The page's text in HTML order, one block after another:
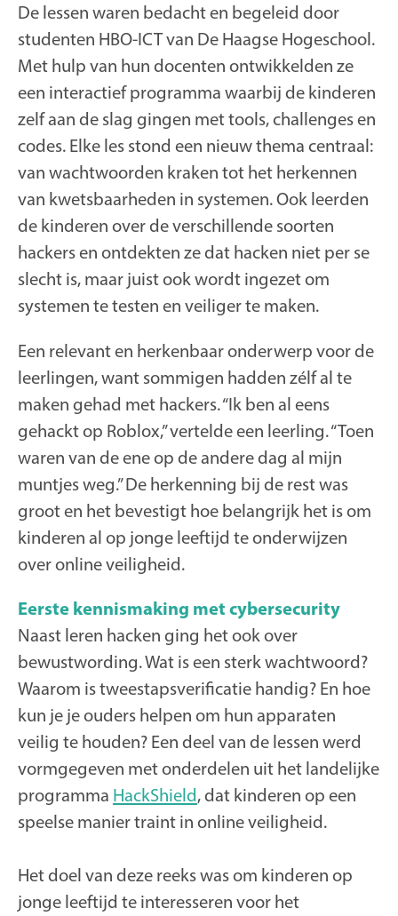
De lessen waren bedacht en begeleid door
studenten HBO-ICT van De Haagse Hogeschool.
Met hulp van hun docenten ontwikkelden ze
een interactief programma waarbij de kinderen
zelf aan de slag gingen met tools, challenges en
codes. Elke les stond een nieuw thema centraal:
van wachtwoorden kraken tot het herkennen
van kwetsbaarheden in systemen. Ook leerden
de kinderen over de verschillende soorten
hackers en ontdekten ze dat hacken niet per se
slecht is, maar juist ook wordt ingezet om
systemen te testen en veiliger te maken.
Een relevant en herkenbaar onderwerp voor de
leerlingen, want sommigen hadden zélf al te
maken gehad met hackers. “Ik ben al eens
gehackt op Roblox,” vertelde een leerling. “Toen
waren van de ene op de andere dag al mijn
muntjes weg.” De herkenning bij de rest was
groot en het bevestigt hoe belangrijk het is om
kinderen al op jonge leeftijd te onderwijzen
over online veiligheid.
Eerste kennismaking met cybersecurity
Naast leren hacken ging het ook over
bewustwording. Wat is een sterk wachtwoord?
Waarom is tweestapsverificatie handig? En hoe
kun je je ouders helpen om hun apparaten
veilig te houden? Een deel van de lessen werd
vormgegeven met onderdelen uit het landelijke
programma HackShield, dat kinderen op een
speelse manier traint in online veiligheid.
Het doel van deze reeks was om kinderen op
jonge leeftijd te interesseren voor het